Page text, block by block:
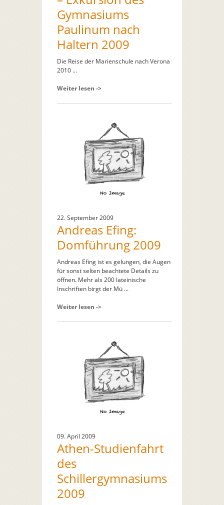
Gymnasiums
Paulinum nach
Haltern 2009
Die Reise der Marienschule nach Verona
2010 ...
Weiter lesen ->
22. September 2009
Andreas Efing:
Domführung 2009
Andreas Efing ist es gelungen, die Augen
für sonst selten beachtete Details zu
öffnen. Mehr als 200 lateinische
Inschriften birgt der Mü ...
Weiter lesen ->
09. April 2009
Athen-Studienfahrt
des
Schillergymnasiums
2009